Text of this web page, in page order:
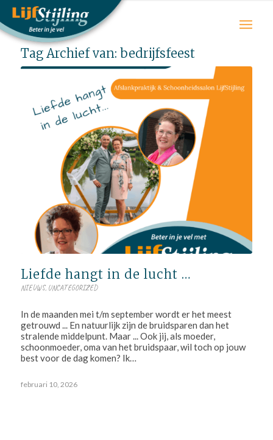
Tag Archief van: bedrijfsfeest
Liefde hangt in de lucht …
NIEUWS, UNCATEGORIZED
In de maanden mei t/m september wordt er het meest
getrouwd ... En natuurlijk zijn de bruidsparen dan het
stralende middelpunt. Maar ... Ook jij, als moeder,
schoonmoeder, oma van het bruidspaar, wil toch op jouw
best voor de dag komen? Ik…
februari 10, 2026